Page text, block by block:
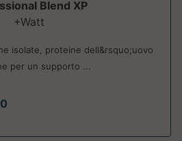
Blend XP
+Watt
isolate, proteine dell&rsquo;uovo
per un supporto ...